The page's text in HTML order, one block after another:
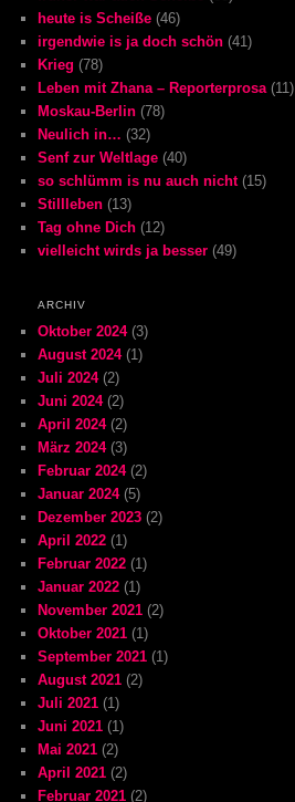
heute is Scheiße (46)
irgendwie is ja doch schön (41)
Krieg (78)
Leben mit Zhana – Reporterprosa(11)
Moskau-Berlin (78)
Neulich in… (32)
Senf zur Weltlage (40)
so schlümm is nu auch nicht(15)
Stillleben (13)
Tag ohne Dich (12)
vielleicht wirds ja besser (49)
ARCHIV
Oktober 2024(3)
August 2024(1)
Juli 2024(2)
Juni 2024(2)
April 2024(2)
März 2024(3)
Februar 2024(2)
Januar 2024(5)
Dezember 2023 (2)
April 2022 (1)
Februar 2022 (1)
Januar 2022 (1)
November 2021 (2)
Oktober 2021 (1)
September 2021 (1)
August 2021 (2)
Juli 2021 (1)
Juni 2021 (1)
Mai 2021 (2)
April 2021 (2)
Februar 2021 (2)